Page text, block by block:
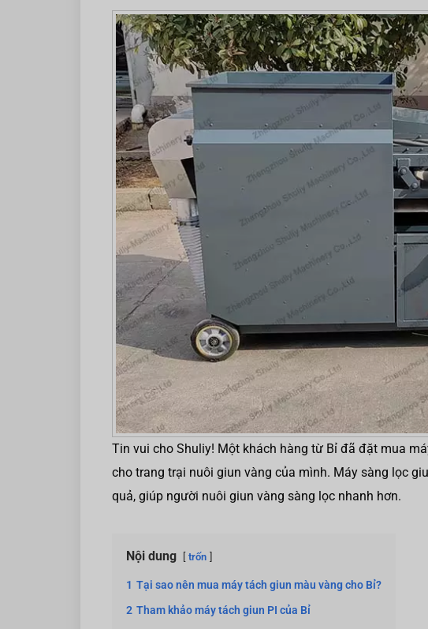
Tin vui cho Shuliy! Một khách hàng từ Bỉ đã đặt mua
cho trang trại nuôi giun vàng của mình. Máy sàng lọc
quả, giúp người nuôi giun vàng sàng lọc nhanh hơn.
Nội dung trốn
1 Tại sao nên mua máy tách giun màu vàng cho Bỉ?
2 Tham khảo máy tách giun PI của Bỉ